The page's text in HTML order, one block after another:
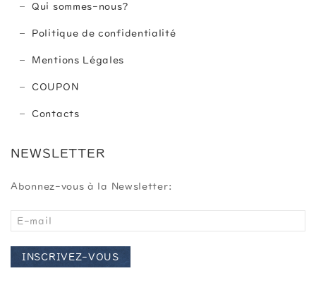
Qui sommes-nous?
Politique de confidentialité
Mentions Légales
COUPON
Contacts
NEWSLETTER
Abonnez-vous à la Newsletter:
INSCRIVEZ-VOUS